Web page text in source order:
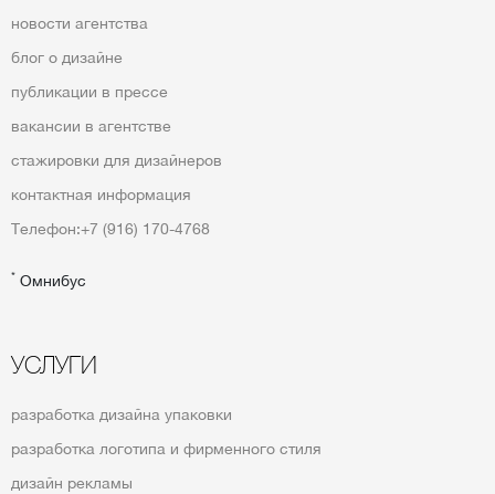
новости агентства
блог о дизайне
публикации в прессе
вакансии в агентстве
стажировки для дизайнеров
контактная информация
Телефон:+7 (916) 170-4768
* Омнибус
УСЛУГИ
разработка дизайна упаковки
разработка логотипа и фирменного стиля
дизайн рекламы